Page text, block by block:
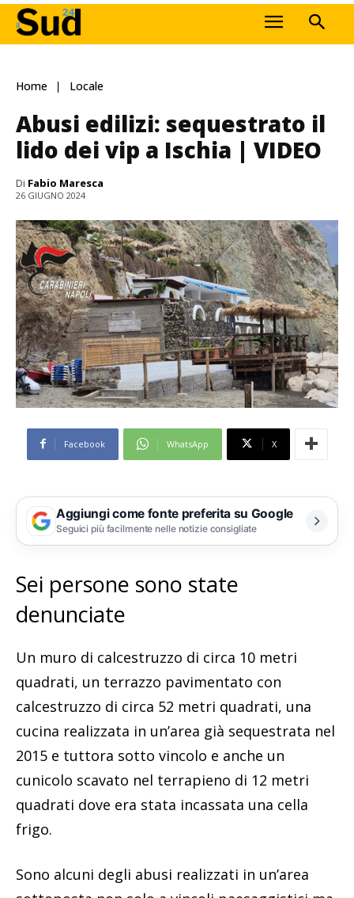
Home Locale
Abusi edilizi: sequestrato il
lido dei vip a Ischia | VIDEO
Di Fabio Maresca
26 GIUGNO 2024
Facebook WhatsApp X
Aggiungi come fonte preferita su Google
Seguici più facilmente nelle notizie consigliate
Sei persone sono state
denunciate
Un muro di calcestruzzo di circa 10 metri
quadrati, un terrazzo pavimentato con
calcestruzzo di circa 52 metri quadrati, una
cucina realizzata in un’area già sequestrata nel
2015 e tuttora sotto vincolo e anche un
cunicolo scavato nel terrapieno di 12 metri
quadrati dove era stata incassata una cella
frigo.
Sono alcuni degli abusi realizzati in un’area